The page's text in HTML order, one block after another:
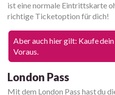
ist eine normale Eintrittskarte
richtige Ticketoption für dich!
Aber auch hier gilt: Kaufe
Voraus.
London Pass
Mit dem London Pass hast du